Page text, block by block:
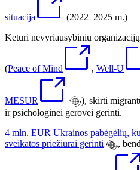
situacija
(2022–2025 m.)
Keturi nevyriausybinių
(Peace of Mind , Well-U
MESUR
), skirti
ir psichologinei gerovei gerinti.
4 mln. EUR Ukrainos pabėgėlių,
sveikatos priežiūrai gerinti
,